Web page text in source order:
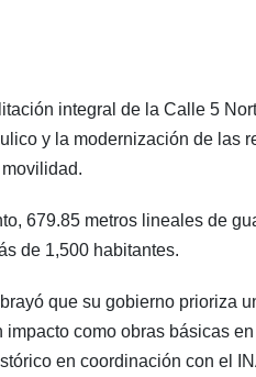
integral de la Calle 5
y la modernización de las
679.85 metros lineales de
de 1,500 habitantes.
que su gobierno prioriza
como obras básicas
en coordinación con el